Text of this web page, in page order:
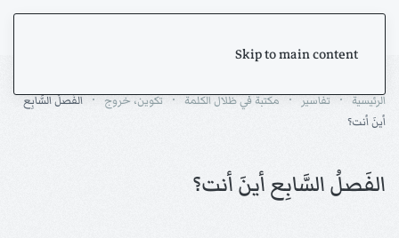
Skip to main content
الرئيسية تفاسير مكتبة في ظلال الكلمة تكوين، خروج
الفَصلُ السَّابِع
أينَ أنت؟
الفَصلُ السَّابِع أينَ أنت؟